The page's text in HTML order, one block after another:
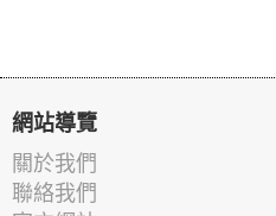
網站導覽
關於我們
聯絡我們